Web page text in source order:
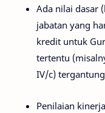
Ada nilai dasar
jabatan yang
kredit untuk
tertentu
IV/c)
Penilaian